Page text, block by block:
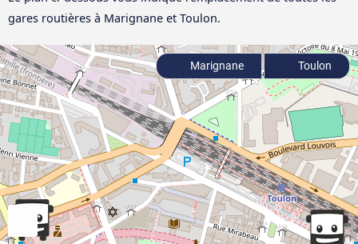
gares routières à Marignane et Toulon.
Marignane Toulon